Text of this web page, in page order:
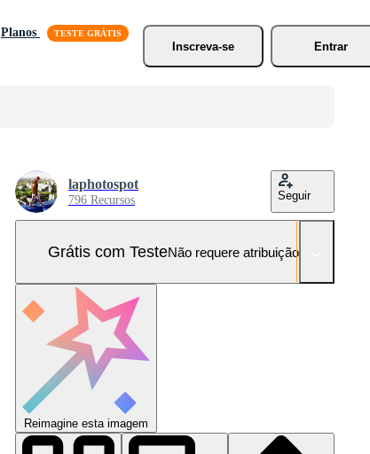
Planos
Inscreva-se
Entrar
laphotospot
796 Recursos Seguir
Grátis com TesteNão requere atribuição!
Reimagine esta imagem